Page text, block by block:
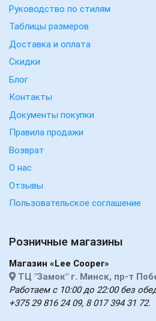
Руководство по стилям
Таблицы размеров
Доставка и оплата
Скидки
Блог
Контакты
Документы покупки
Правила продажи
Возврат
О нас
Отзывы
Пользовательское соглашение
Розничные магазины
Магазин «Lee Cooper»
ТЦ "Замок" г. Минск, пр-т
Работаем с 10:00 до 22:00 без
+375 29 816 24 09, 8 017 394 31 72.